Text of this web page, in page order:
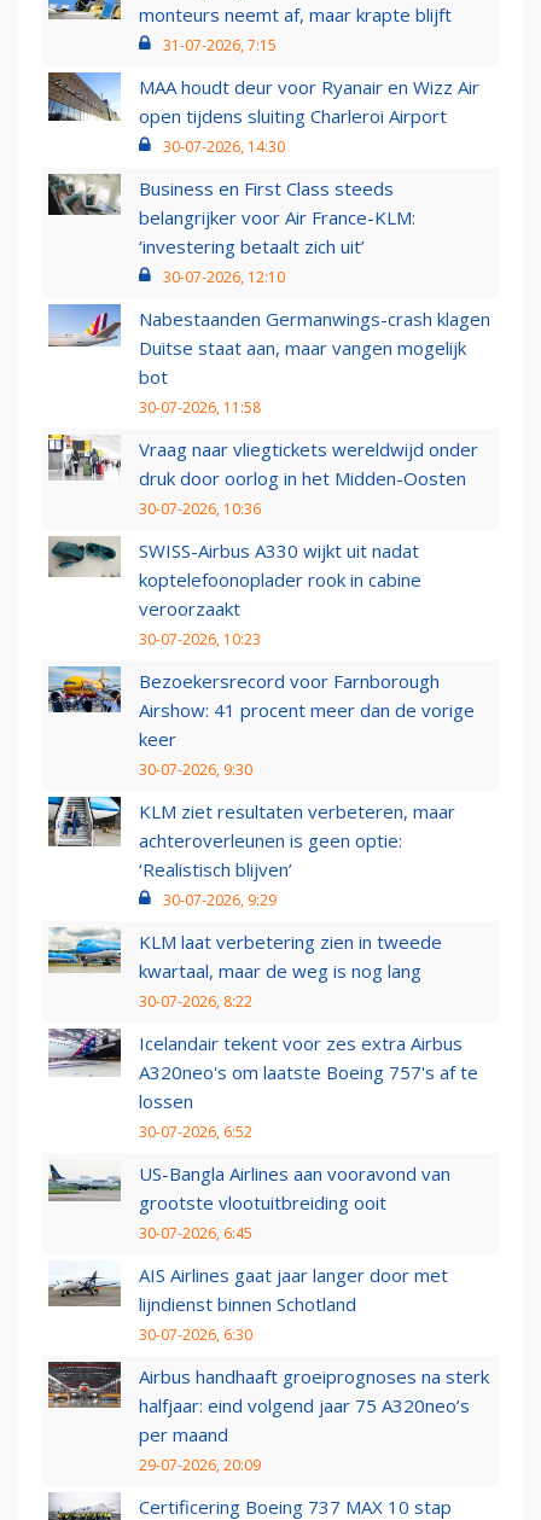
monteurs neemt af, maar krapte blijft
31-07-2026, 7:15
MAA houdt deur voor Ryanair en Wizz Air
open tijdens sluiting Charleroi Airport
30-07-2026, 14:30
Business en First Class steeds
belangrijker voor Air France-KLM:
‘investering betaalt zich uit’
30-07-2026, 12:10
Nabestaanden Germanwings-crash klagen
Duitse staat aan, maar vangen mogelijk
bot
30-07-2026, 11:58
Vraag naar vliegtickets wereldwijd onder
druk door oorlog in het Midden-Oosten
30-07-2026, 10:36
SWISS-Airbus A330 wijkt uit nadat
koptelefoonoplader rook in cabine
veroorzaakt
30-07-2026, 10:23
Bezoekersrecord voor Farnborough
Airshow: 41 procent meer dan de vorige
keer
30-07-2026, 9:30
KLM ziet resultaten verbeteren, maar
achteroverleunen is geen optie:
‘Realistisch blijven’
30-07-2026, 9:29
KLM laat verbetering zien in tweede
kwartaal, maar de weg is nog lang
30-07-2026, 8:22
Icelandair tekent voor zes extra Airbus
A320neo's om laatste Boeing 757's af te
lossen
30-07-2026, 6:52
US-Bangla Airlines aan vooravond van
grootste vlootuitbreiding ooit
30-07-2026, 6:45
AIS Airlines gaat jaar langer door met
lijndienst binnen Schotland
30-07-2026, 6:30
Airbus handhaaft groeiprognoses na sterk
halfjaar: eind volgend jaar 75 A320neo’s
per maand
29-07-2026, 20:09
Certificering Boeing 737 MAX 10 stap